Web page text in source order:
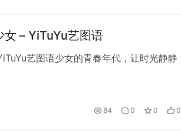
女 – YiTuYu艺图语
艺图语少女的青春年代，让时光静静
84 0 0 0